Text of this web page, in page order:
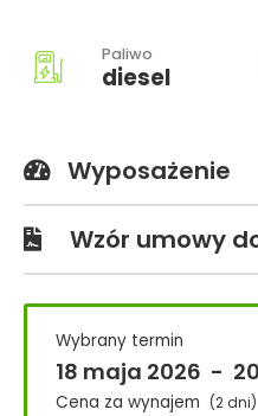
Paliwo
diesel
Wyposażenie
Wzór umowy
Wybrany termin
18 maja 2026 -
Cena za wynajem (2 dni)